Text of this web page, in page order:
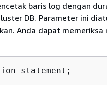
baris log dengan
DB. Parameter ini
Anda dapat memeriksa